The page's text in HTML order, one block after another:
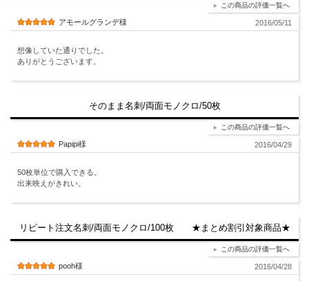
この商品の評価一覧へ
アモールグランデ様 2016/05/11
想像していた通りでした。
ありがとうございます。
そのまま名刺/両面モノクロ/50枚
この商品の評価一覧へ
Papipi様 2016/04/29
50枚単位で購入できる。
出来映えがきれい。
リピート注文名刺/両面モノクロ/100枚 ★まとめ割引対象商品★
この商品の評価一覧へ
pooh様 2016/04/28